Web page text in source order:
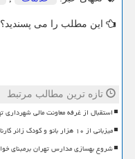
این مطلب را می پسندید؟
تازه ترین مطالب مرتبط
استقبال از غرفه معاونت مالی شهرداری
میزبانی از ۱۰ هزار بانو و کودک زائر کارنامه جامع خدمات قرارگاه زینبیه
شروع بهسازی مدارس تهران برمبنای